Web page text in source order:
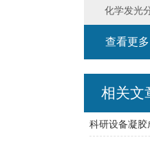
化学发光
查看更多
相关文
科研设备凝胶